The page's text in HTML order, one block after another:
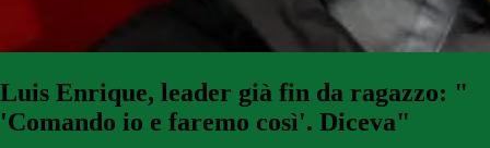
Luis Enrique, leader già fin da ragazzo: "
'Comando io e faremo così'. Diceva"